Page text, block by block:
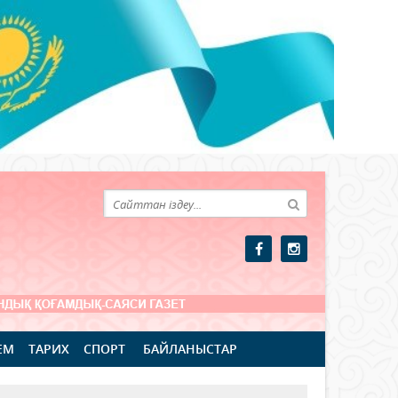
ТАРИХ СПОРТ БАЙЛАНЫСТАР